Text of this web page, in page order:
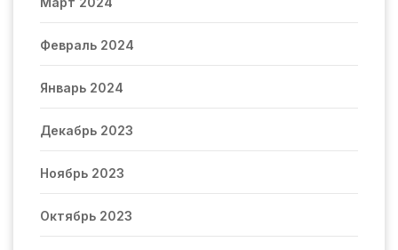
Февраль 2024
Январь 2024
Декабрь 2023
Ноябрь 2023
Октябрь 2023